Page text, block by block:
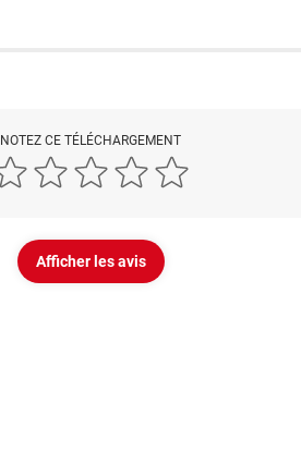
NOTEZ CE TÉLÉCHARGEMENT
Afficher les avis